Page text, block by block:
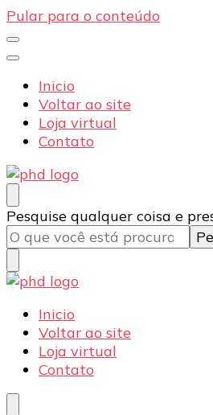
Pular para o conteúdo
Inicio
Voltar ao site
Loja virtual
Contato
PHD Seg
Blog
Procurando
algo?
Pesquise qualquer coisa e
PHD Seg
Blog
Inicio
Voltar ao site
Loja virtual
Contato